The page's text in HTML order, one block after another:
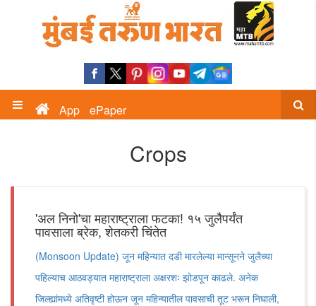
App ePaper
Crops
'अल निनो'चा महाराष्ट्राला फटका! १५ जुलैपर्यंत
पावसाला ब्रेक, शेतकरी चिंतेत
(Monsoon Update) जून महिन्यात दडी मारलेल्या मान्सूनने जुलैच्या
पहिल्याच आठवड्यात महाराष्ट्राला अक्षरशः झोडपून काढले. अनेक
जिल्ह्यांमध्ये अतिवृष्टी होऊन जून महिन्यातील पावसाची तूट भरून निघाली,